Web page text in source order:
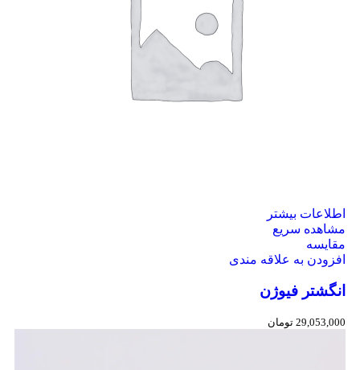
اطلاعات بیشتر
مشاهده سریع
مقایسه
افزودن به علاقه مندی
انگشتر فیوژن
29,053,000 تومان